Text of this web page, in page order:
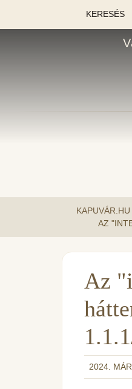
KERESÉS
KAPUVÁR.HU
AZ
Az
2024.